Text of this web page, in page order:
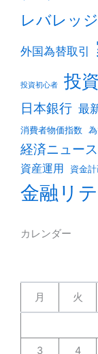
レバレッジ
外国為替取引
投資初心者 投
日本銀行 最
消費者物価指数
経済ニュース
資産運用 資金
金融リ
カレンダー
月 火
3 4